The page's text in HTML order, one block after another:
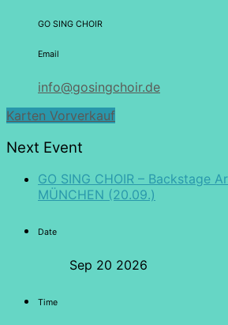
GO SING CHOIR
Email
info@gosingchoir.de
Karten Vorverkauf
Next Event
GO SING CHOIR – Backstage
MÜNCHEN (20.09.)
Date
Sep 20 2026
Time